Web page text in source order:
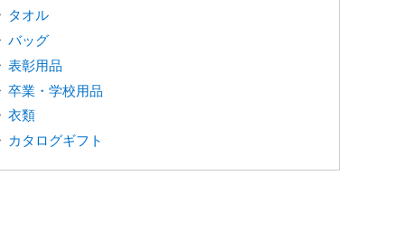
タオル
バッグ
表彰用品
卒業・学校用品
衣類
カタログギフト